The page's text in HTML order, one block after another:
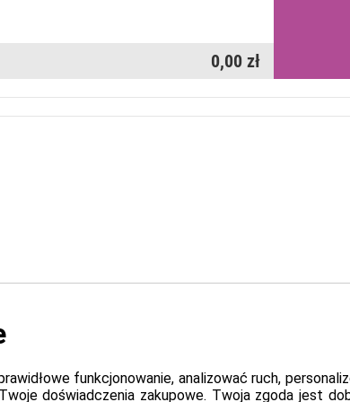
0,00 zł